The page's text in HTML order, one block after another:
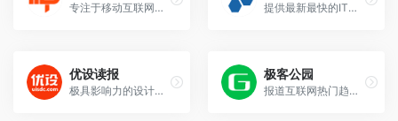
专注于移动互联网创业及创新的人气科技博客 提供最新最快的IT业界资讯
优设读报
极具影响力的设计师新闻频道，行业资讯一站知晓
极客公园
报道互联网热门趋势、热点产品的深度分析